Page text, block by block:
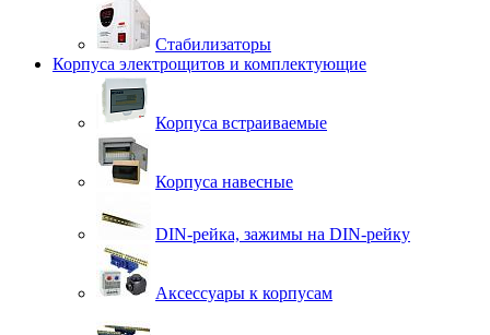
Стабилизаторы
Корпуса электрощитов и комплектующие
Корпуса встраиваемые
Корпуса навесные
DIN-рейка, зажимы на DIN-рейку
Аксессуары к корпусам